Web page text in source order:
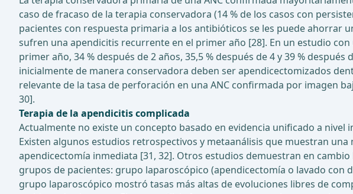
caso de fracaso de la terapia conservadora (14 % de los casos con
pacientes con respuesta primaria a los antibióticos se les puede ahorrar
sufren una apendicitis recurrente en el primer año [28]. En un estudio
primer año, 34 % después de 2 años, 35,5 % después de 4 y 39 %
inicialmente de manera conservadora deben ser apendicectomizados
relevante de la tasa de perforación en una ANC confirmada por imagen
30].
Terapia de la apendicitis complicada
Actualmente no existe un concepto basado en evidencia unificado a nivel
Existen algunos estudios retrospectivos y metaanálisis que muestran
apendicectomía inmediata [31, 32]. Otros estudios demuestran en
grupos de pacientes: grupo laparoscópico (apendicectomía o lavado
grupo laparoscópico mostró tasas más altas de evoluciones libres de